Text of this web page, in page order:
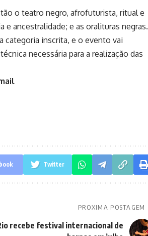
o teatro negro, afrofuturista, ritual e
ancestralidade; e as oralituras negras.
categoria inscrita, e o evento vai
necessária para a realização das
Twitter
PROXIMA POSTAGEM
recebe festival internacional de